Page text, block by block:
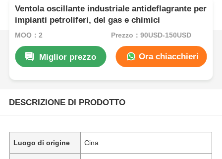
Ventola oscillante industriale antideflagrante per
impianti petroliferi, del gas e chimici
MOQ：2 Prezzo：90USD-150USD
Miglior prezzo Ora chiacchieri
DESCRIZIONE DI PRODOTTO
Luogo di origine Cina